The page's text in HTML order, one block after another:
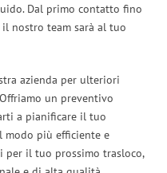
Dal primo contatto fino
nostro team sarà al tuo
azienda per ulteriori
un preventivo
a pianificare il tuo
modo più efficiente e
per il tuo prossimo trasloco,